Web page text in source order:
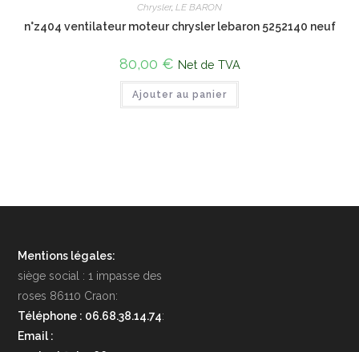
Chrysler, LE BARON
n°z404 ventilateur moteur chrysler lebaron 5252140 neuf
80,00 € Net de TVA
Ajouter au panier
Mentions légales:
siège social : 1 impasse des
roses 86110 Craon:
Téléphone : 06.68.38.14.74:
Email :